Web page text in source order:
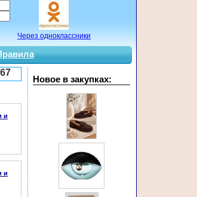
Через одноклассники
и
и
Новое в закупках: